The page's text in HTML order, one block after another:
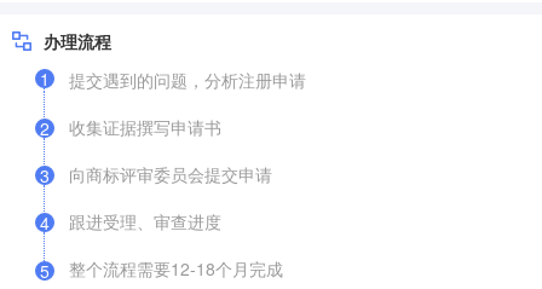
办理流程
1
提交遇到的问题，分析注册申请
2
收集证据撰写申请书
3
向商标评审委员会提交申请
4
跟进受理、审查进度
5 整个流程需要12-18个月完成